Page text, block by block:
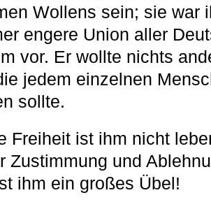
Wollens sein; sie war
engere Union aller
vor. Er wollte nichts
jedem einzelnen
sollte.
Freiheit ist ihm nicht
Zustimmung und
ihm ein großes Übel!